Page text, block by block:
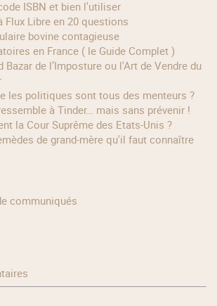
ISBN et bien l'utiliser
Flux Libre en 20 questions
bovine contagieuse
en France ( le Guide Complet )
les politiques sont tous des menteurs ?
à Tinder… mais sans prévenir !
la Cour Suprême des Etats-Unis ?
communiqués